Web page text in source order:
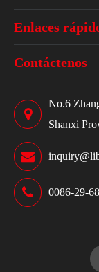
Enlaces
Contáctenos
No.6
Shanxi
0086-29-